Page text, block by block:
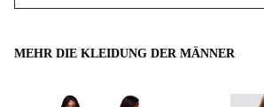
MEHR DIE KLEIDUNG DER MÄNNER